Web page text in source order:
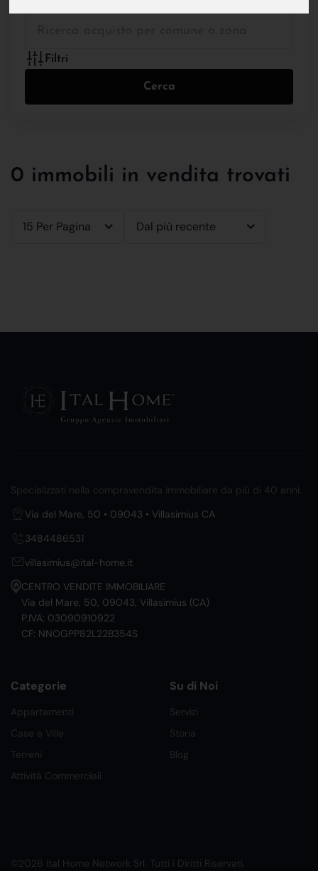
Filtri
Cerca
0 immobili in vendita trovati
15 Per Pagina Dal più recente
Specializzati nella compravendita immobiliare da più di 40 anni.
Via del Mare, 50 • 09043 • Villasimius CA
3484486531
villasimius@ital-home.it
CENTRO VENDITE IMMOBILIARE
Via del Mare, 50, 09043, Villasimius (CA)
P.IVA: 03090910922
CF: NNOGPP82L22B354S
Categorie
Appartamenti
Case e Ville
Terreni
Attività Commerciali
Su di Noi
Servizi
Storia
Blog
©2026 Ital Home Network Srl. Tutti i Diritti Riservati.